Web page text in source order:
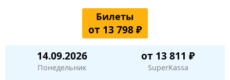
Билеты
от 13 798 ₽
14.09.2026
Понедельник
от 13 811 ₽
SuperKassa